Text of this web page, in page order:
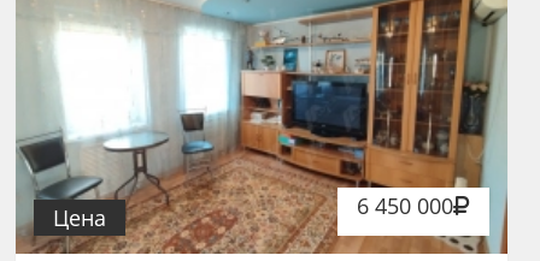
6 450 000
Цена